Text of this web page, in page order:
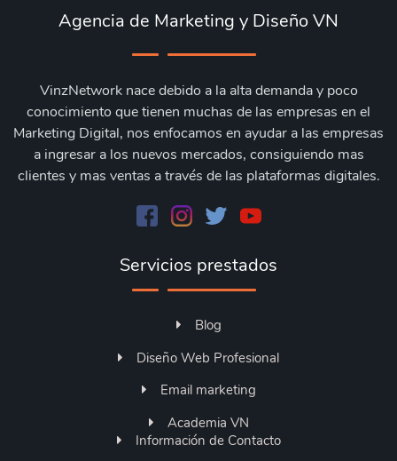
Agencia de Marketing y Diseño VN
VinzNetwork nace debido a la alta demanda y poco
conocimiento que tienen muchas de las empresas en el
Marketing Digital, nos enfocamos en ayudar a las empresas
a ingresar a los nuevos mercados, consiguiendo mas
clientes y mas ventas a través de las plataformas digitales.
Servicios prestados
Blog
Diseño Web Profesional
Email marketing
Academia VN
Información de Contacto